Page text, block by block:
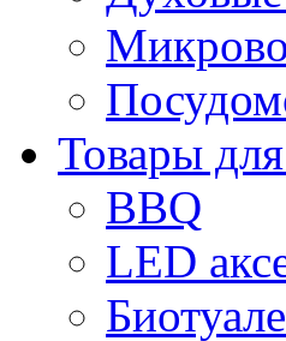
Товары
BBQ
LED